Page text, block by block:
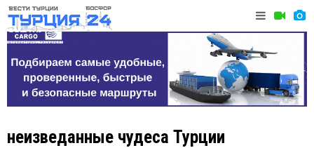
неизведанные чудеса Турции